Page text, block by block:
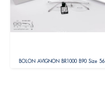
BOLON AVIGNON BR1000 B90 Size 56